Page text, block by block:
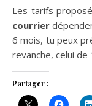
Les tarifs
courrier
6 mois, tu peux
revanche, celui
Partager :